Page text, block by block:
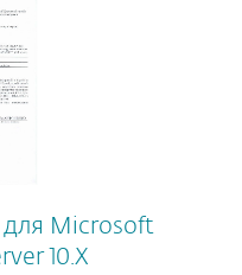
для Microsoft
10.X